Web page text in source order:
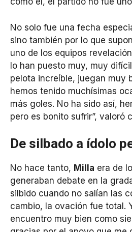
No solo fue una fecha
sino también por lo que
uno de los equipos
lo han puesto muy, muy
pelota increíble, juegan muy
hemos tenido muchísimas
más goles. No ha sido así,
pero es bonito sufrir”, valoró
De silbado a ídolo
No hace tanto, Milla era de
generaban debate en la
silbido cuando no salían las
cambio, la ovación fue total.
encuentro muy bien como